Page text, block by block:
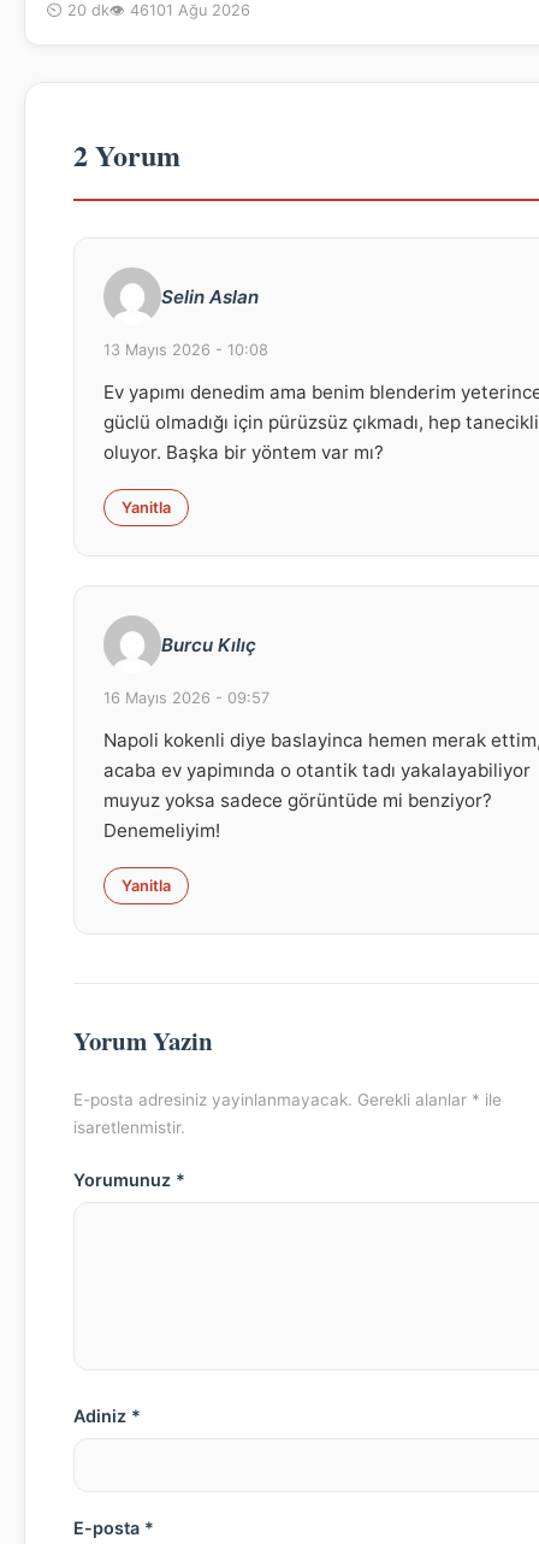
⏲ 20 dk👁 461 01 Ağu 2026
2 Yorum
Selin Aslan
13 Mayıs 2026 - 10:08
Ev yapımı denedim ama benim blenderim
güclü olmadığı için pürüzsüz çıkmadı, hep tanecikli
oluyor. Başka bir yöntem var mı?
Yanitla
Burcu Kılıç
16 Mayıs 2026 - 09:57
Napoli kokenli diye baslayinca hemen merak
acaba ev yapimında o otantik tadı yakalayabiliyor
muyuz yoksa sadece görüntüde mi benziyor?
Denemeliyim!
Yanitla
Yorum Yazin
E-posta adresiniz yayinlanmayacak. Gerekli alanlar * ile
isaretlenmistir.
Yorumunuz *
Adiniz *
E-posta *